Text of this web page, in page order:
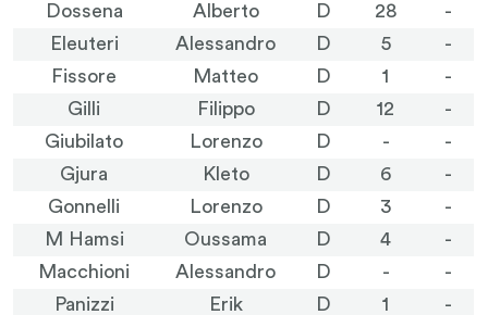
Dossena
Alberto D 28
-
Eleuteri
Alessandro D 5
-
Fissore
Matteo D 1
-
Gilli
Filippo D 12
-
Giubilato
Lorenzo D -
-
Gjura
Kleto D 6
-
Gonnelli
Lorenzo D 3
-
M Hamsi
Oussama D 4
-
Macchioni
Alessandro D -
-
Panizzi
Erik D 1
-